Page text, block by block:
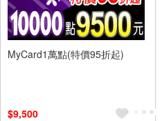
MyCard1萬點(特價95折起)
$9,500